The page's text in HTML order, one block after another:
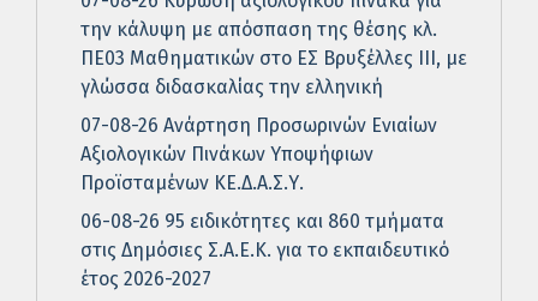
την κάλυψη με απόσπαση της θέσης κλ.
ΠΕ03 Μαθηματικών στο ΕΣ Βρυξέλλες ΙΙΙ, με
γλώσσα διδασκαλίας την ελληνική
07-08-26 Ανάρτηση Προσωρινών Ενιαίων
Αξιολογικών Πινάκων Υποψήφιων
Προϊσταμένων ΚΕ.Δ.Α.Σ.Υ.
06-08-26 95 ειδικότητες και 860 τμήματα
στις Δημόσιες Σ.Α.Ε.Κ. για το εκπαιδευτικό
έτος 2026-2027